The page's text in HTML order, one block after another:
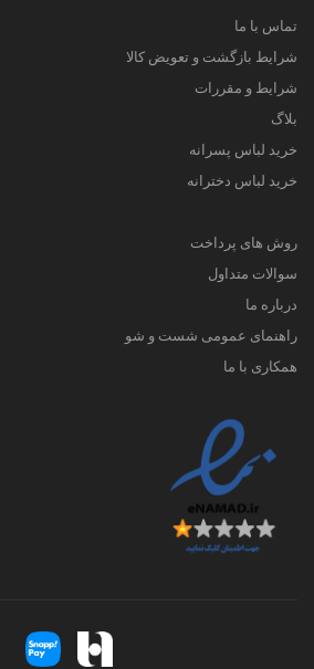
تماس با ما
شرایط بازگشت و تعویض کالا
شرایط و مقررات
بلاگ
خرید لباس پسرانه
خرید لباس دخترانه
روش های پرداخت
سوالات متداول
درباره ما
راهنمای عمومی شست و شو
همکاری با ما